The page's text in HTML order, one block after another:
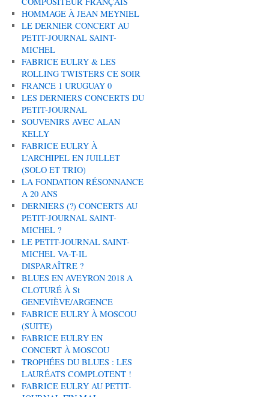
HOMMAGE À JEAN MEYNIEL
LE DERNIER CONCERT AU
PETIT-JOURNAL SAINT-
MICHEL
FABRICE EULRY & LES
ROLLING TWISTERS CE SOIR
FRANCE 1 URUGUAY 0
LES DERNIERS CONCERTS DU
PETIT-JOURNAL
SOUVENIRS AVEC ALAN
KELLY
FABRICE EULRY À
L’ARCHIPEL EN JUILLET
(SOLO ET TRIO)
LA FONDATION RÉSONNANCE
A 20 ANS
DERNIERS (?) CONCERTS AU
PETIT-JOURNAL SAINT-
MICHEL ?
LE PETIT-JOURNAL SAINT-
MICHEL VA-T-IL
DISPARAÎTRE ?
BLUES EN AVEYRON 2018 A
CLOTURÉ À St
GENEVIÈVE/ARGENCE
FABRICE EULRY À MOSCOU
(SUITE)
FABRICE EULRY EN
CONCERT À MOSCOU
TROPHÉES DU BLUES : LES
LAURÉATS COMPLOTENT !
FABRICE EULRY AU PETIT-